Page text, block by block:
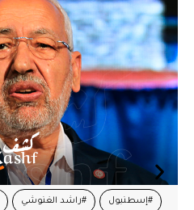
#إسطنبول #راشد الغنوشي